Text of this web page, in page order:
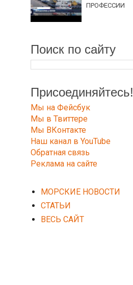
ПРОФЕССИИ
Поиск по сайту
Присоединяйтесь!
Мы на Фейсбук
Мы в Твиттере
Мы ВКонтакте
Наш канал в YouTube
Обратная связь
Реклама на сайте
МОРСКИЕ НОВОСТИ
СТАТЬИ
ВЕСЬ САЙТ